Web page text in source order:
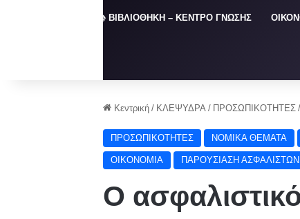
📚 ΒΙΒΛΙΟΘΗΚΗ – ΚΕΝΤΡΟ ΓΝΩΣΗΣ
Κεντρική / ΚΛΕΨΥΔΡΑ / ΠΡΟΣΩΠΙΚΟΤΗΤΕΣ /
ΠΡΟΣΩΠΙΚΟΤΗΤΕΣ NOMIKA ΘΕΜΑΤΑ
ΟΙΚΟΝΟΜΙΑ ΠΑΡΟΥΣΙΑΣΗ ΑΣΦΑΛΙΣΤΩΝ
Ο